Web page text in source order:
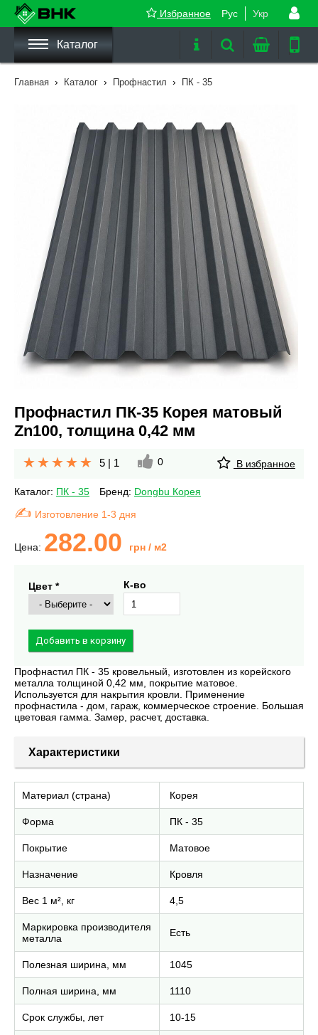
Рус Укр
Избранное
Каталог
Главная › Каталог › Профнастил › ПК - 35
Профнастил ПК-35 Корея матовый
Zn100, толщина 0,42 мм
5 | 1 0 В избранное
Каталог: ПК - 35 Бренд: Dongbu Корея
Изготовление 1-3 дня
Цена: 282.00 грн / м2
Цвет * К-во
Профнастил ПК - 35 кровельный, изготовлен из корейского
металла толщиной 0,42 мм, покрытие матовое.
Используется для накрытия кровли. Применение
профнастила - дом, гараж, коммерческое строение. Большая
цветовая гамма. Замер, расчет, доставка.
Характеристики
Материал (страна) Корея
Форма ПК - 35
Покрытие Матовое
Назначение Кровля
Вес 1 м², кг 4,5
Маркировка производителя
металла
Есть
Полезная ширина, мм 1045
Полная ширина, мм 1110
Срок службы, лет 10-15